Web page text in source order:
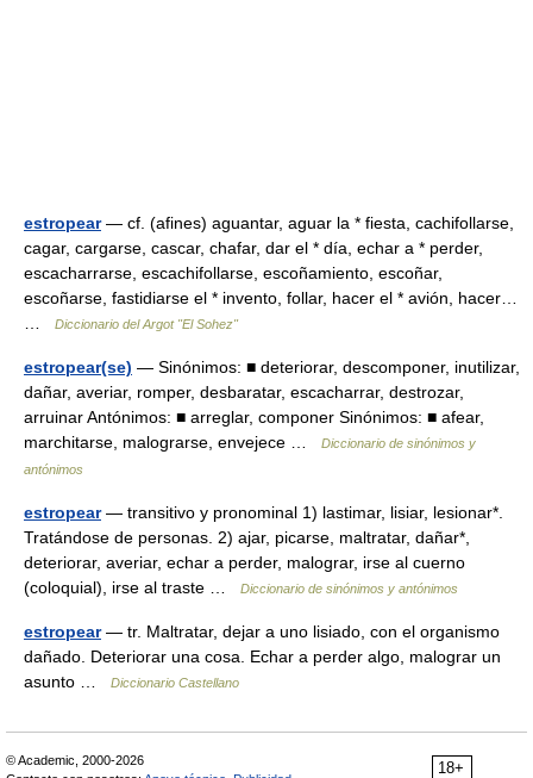
estropear— cf. (afines) aguantar, aguar la * fiesta, cachifollarse,
cagar, cargarse, cascar, chafar, dar el * día, echar a * perder,
escacharrarse, escachifollarse, escoñamiento, escoñar,
escoñarse, fastidiarse el * invento, follar, hacer el * avión, hacer…
Diccionario del Argot "El Sohez"
estropear(se) — Sinónimos: ■ deteriorar, descomponer, inutilizar,
dañar, averiar, romper, desbaratar, escacharrar, destrozar,
arruinar Antónimos: ■ arreglar, componer Sinónimos: ■ afear,
marchitarse, malograrse, envejece …
Diccionario de sinónimos y
antónimos
estropear— transitivo y pronominal 1) lastimar, lisiar, lesionar*.
Tratándose de personas. 2) ajar, picarse, maltratar, dañar*,
deteriorar, averiar, echar a perder, malograr, irse al cuerno
(coloquial), irse al traste …
Diccionario de sinónimos y antónimos
estropear— tr. Maltratar, dejar a uno lisiado, con el organismo
dañado. Deteriorar una cosa. Echar a perder algo, malograr un
asunto …
Diccionario Castellano
18+
© Academic, 2000-2026